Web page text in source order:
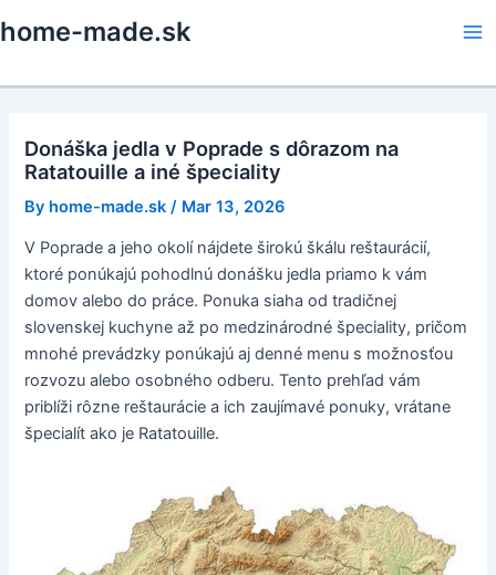
to
home-made.sk
Donáška jedla v Poprade s dôrazom na
Ratatouille a iné špeciality
By home-made.sk / Mar 13, 2026
V Poprade a jeho okolí nájdete širokú škálu reštaurácií,
ktoré ponúkajú pohodlnú donášku jedla priamo k vám
domov alebo do práce. Ponuka siaha od tradičnej
slovenskej kuchyne až po medzinárodné špeciality, pričom
mnohé prevádzky ponúkajú aj denné menu s možnosťou
rozvozu alebo osobného odberu. Tento prehľad vám
priblíži rôzne reštaurácie a ich zaujímavé ponuky, vrátane
špecialít ako je Ratatouille.